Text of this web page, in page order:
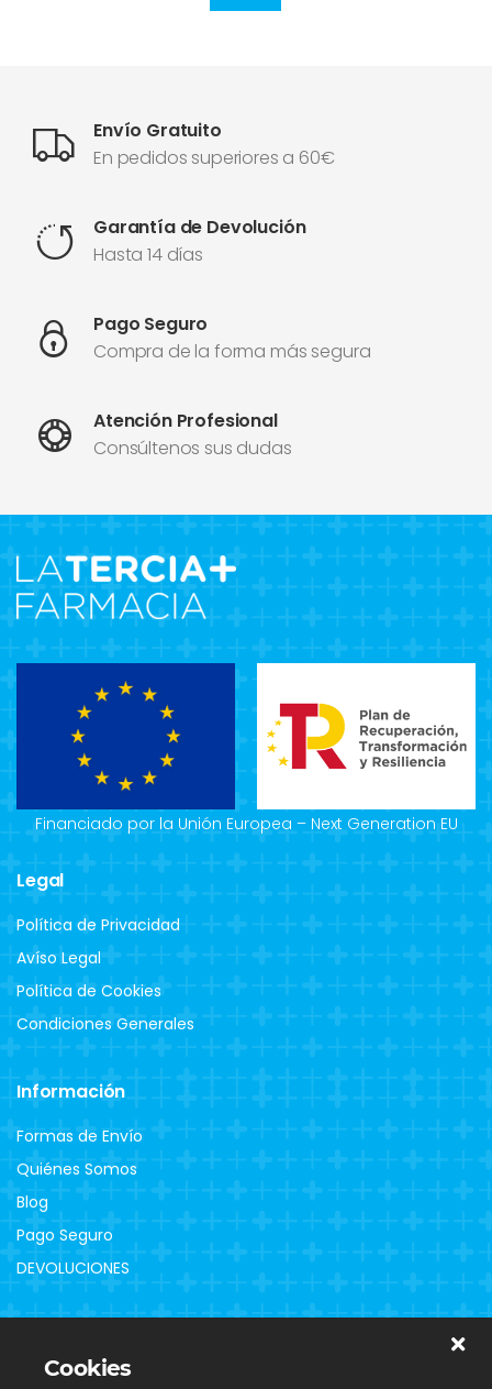
Envío Gratuito
En pedidos superiores a 60€
Garantía de Devolución
Hasta 14 días
Pago Seguro
Compra de la forma más segura
Atención Profesional
Consúltenos sus dudas
Financiado por la Unión Europea – Next Generation EU
Legal
Política de Privacidad
Avíso Legal
Política de Cookies
Condiciones Generales
Información
Formas de Envío
Quiénes Somos
Blog
Pago Seguro
DEVOLUCIONES
Contacto
Cookies